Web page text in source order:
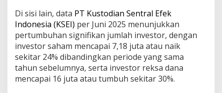
Di sisi lain, data PT Kustodian Sentral Efek
Indonesia (KSEI) per Juni 2025 menunjukkan
pertumbuhan signifikan jumlah investor, dengan
investor saham mencapai 7,18 juta atau naik
sekitar 24% dibandingkan periode yang sama
tahun sebelumnya, serta investor reksa dana
mencapai 16 juta atau tumbuh sekitar 30%.